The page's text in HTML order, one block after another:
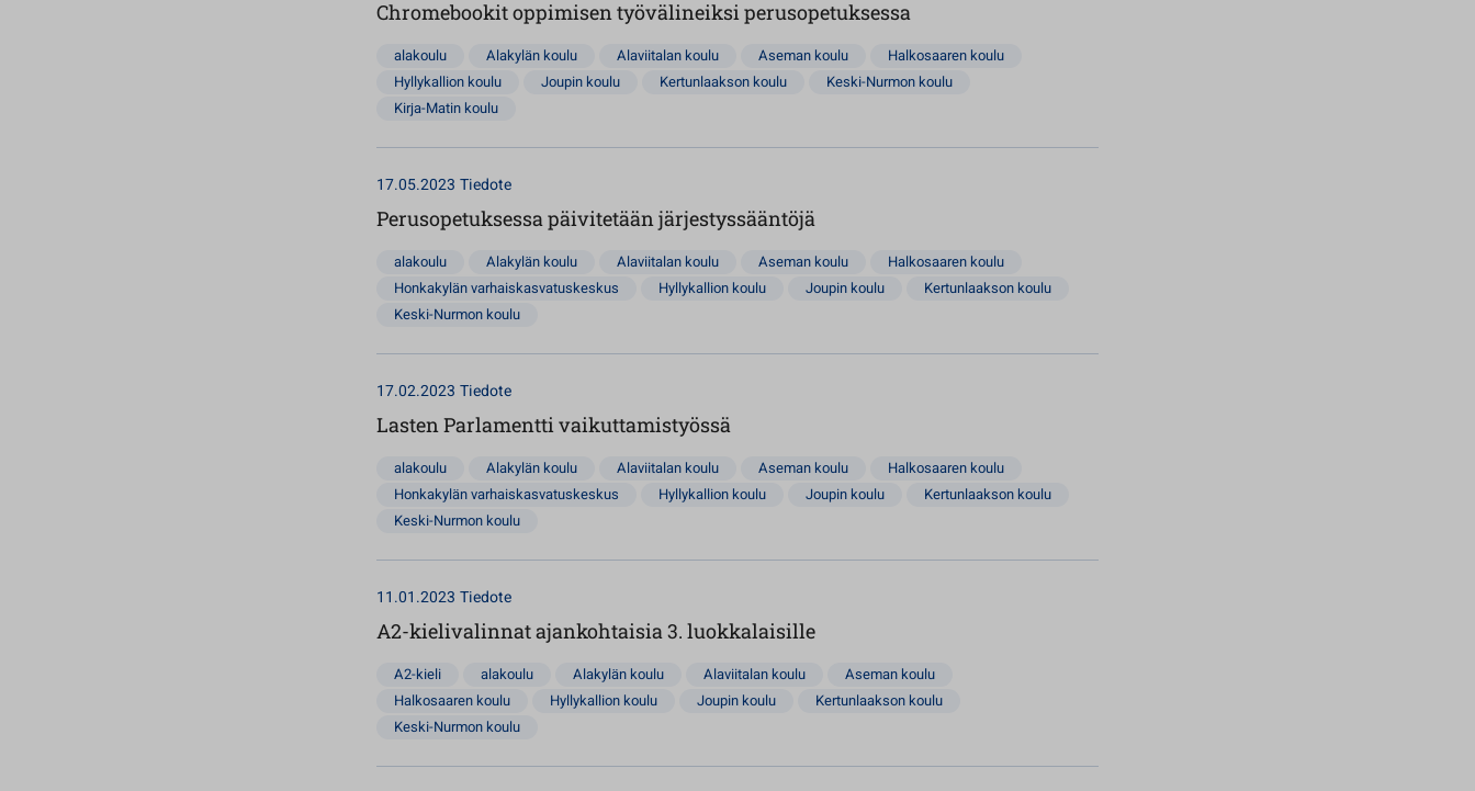
Chromebookit oppimisen työvälineiksi perusopetuksessa
alakoulu Alakylän koulu Alaviitalan koulu Aseman koulu
Halkosaaren koulu
Hyllykallion koulu
Joupin koulu Kertunlaakson koulu
Keski-Nurmon koulu
Kirja-Matin koulu
17.05.2023 Tiedote
Perusopetuksessa päivitetään järjestyssääntöjä
alakoulu Alakylän koulu Alaviitalan koulu Aseman koulu
Halkosaaren koulu
Honkakylän varhaiskasvatuskeskus
Hyllykallion koulu Joupin koulu
Kertunlaakson koulu
Keski-Nurmon koulu
17.02.2023 Tiedote
Lasten Parlamentti vaikuttamistyössä
alakoulu Alakylän koulu Alaviitalan koulu Aseman koulu
Halkosaaren koulu
Honkakylän varhaiskasvatuskeskus
Hyllykallion koulu Joupin koulu
Kertunlaakson koulu
Keski-Nurmon koulu
11.01.2023 Tiedote
A2-kielivalinnat ajankohtaisia 3. luokkalaisille
A2-kieli alakoulu Alakylän koulu Alaviitalan koulu
Aseman koulu
Halkosaaren koulu
Hyllykallion koulu Joupin koulu
Kertunlaakson koulu
Keski-Nurmon koulu